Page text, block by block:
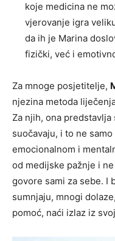
koje medicina ne
vjerovanje igra
da ih je Marina
fizički, već i
Za mnoge posjetitelje,
njezina metoda
Za njih, ona
suočavaju, i to ne
emocionalnom i
od medijske pažnje i
govore sami za sebe. I
sumnjaju, mnogi
pomoć, naći izlaz iz